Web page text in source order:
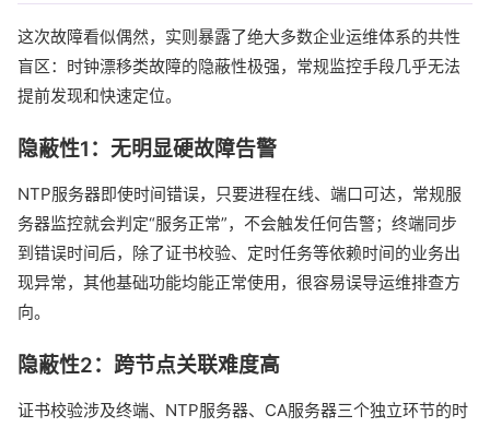
这次故障看似偶然，实则暴露了绝大多数企业运维体系的共性
盲区：时钟漂移类故障的隐蔽性极强，常规监控手段几乎无法
提前发现和快速定位。
隐蔽性1：无明显硬故障告警
NTP服务器即使时间错误，只要进程在线、端口可达，常规服
务器监控就会判定“服务正常”，不会触发任何告警；终端同步
到错误时间后，除了证书校验、定时任务等依赖时间的业务出
现异常，其他基础功能均能正常使用，很容易误导运维排查方
向。
隐蔽性2：跨节点关联难度高
证书校验涉及终端、NTP服务器、CA服务器三个独立环节的时